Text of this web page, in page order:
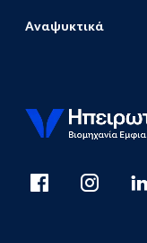
Αναψυκτικά